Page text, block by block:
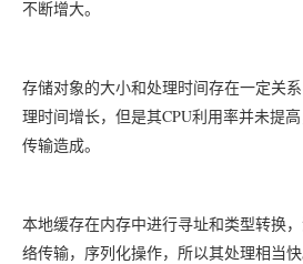
不断增大。
存储对象的大小和处理时间存在一定关
理时间增长，但是其CPU利用率并未提
传输造成。
本地缓存在内存中进行寻址和类型转换，
络传输，序列化操作，所以其处理相当快